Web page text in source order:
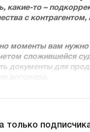
какие-то–
с контрагентом,
моменты вам нужно
сложившейся
документы для
только